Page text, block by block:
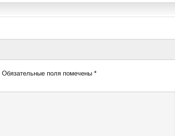
Обязательные поля помечены *